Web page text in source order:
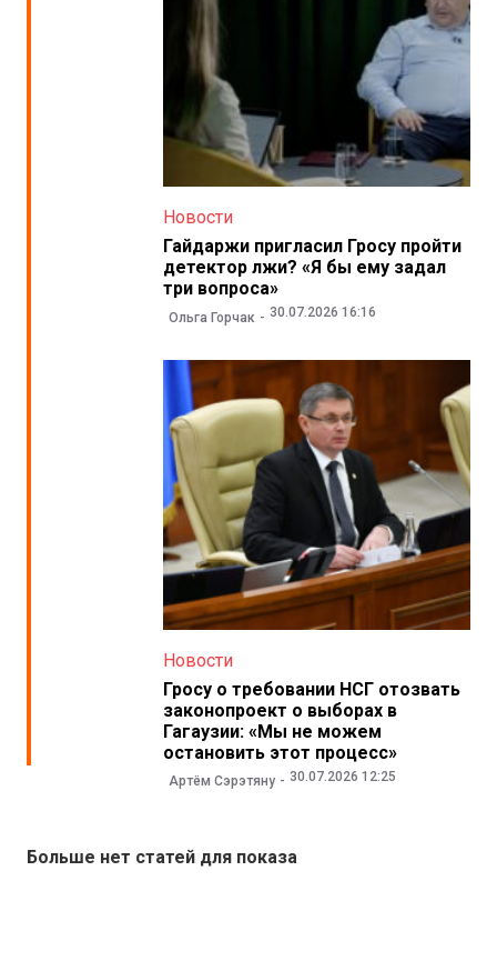
Новости
Гайдаржи пригласил Гросу пройти
детектор лжи? «Я бы ему задал
три вопроса»
Ольга Горчак 30.07.2026 16:16
Новости
Гросу о требовании НСГ отозвать
законопроект о выборах в
Гагаузии: «Мы не можем
остановить этот процесс»
Артём Сэрэтяну 30.07.2026 12:25
Больше нет статей для показа